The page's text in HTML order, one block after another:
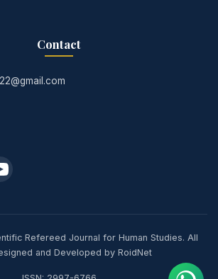
Contact
Refereed Journal for Human Studies. All
and Developed by RoidNet